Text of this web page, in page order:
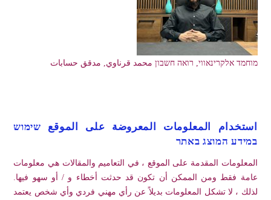
מוחמד אלקרינאווי, רואה חשבון محمد قرناوي, مدقق حسابات
استخدام المعلومات المعروضة على الموقع שימוש
במידע המוצג באתר
المعلومات المقدمة على الموقع ، في التعاميم والمقالات هي معلومات
عامة فقط ومن الممكن أن تكون قد حدثت أخطاء و / أو سهو فيها.
لذلك ، لا تشكل المعلومات بديلاً عن رأي مهني فردي وأي شخص يعتمد